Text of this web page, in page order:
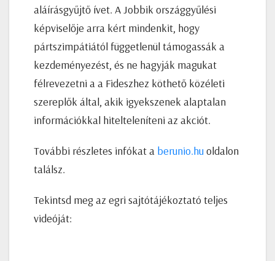
aláírásgyűjtő ívet. A Jobbik országgyűlési
képviselője arra kért mindenkit, hogy
pártszimpátiától függetlenül támogassák a
kezdeményezést, és ne hagyják magukat
félrevezetni a a Fideszhez köthető közéleti
szereplők által, akik igyekszenek alaptalan
információkkal hitelteleníteni az akciót.
További részletes infókat a berunio.huoldalon
találsz.
Tekintsd meg az egri sajtótájékoztató teljes
videóját: